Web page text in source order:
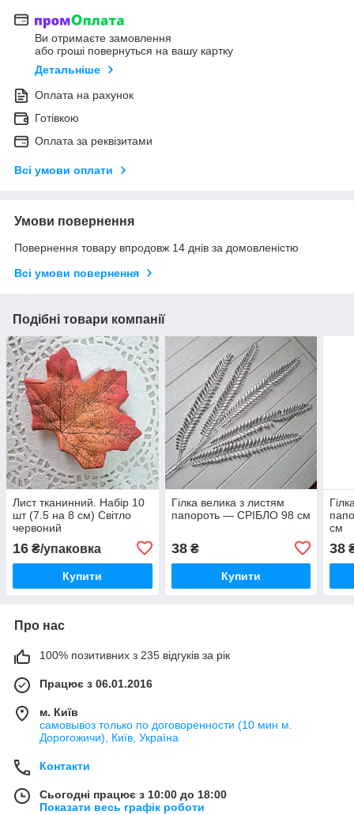
Ви отримаєте замовлення
або гроші повернуться на вашу картку
Детальніше
Оплата на рахунок
Готівкою
Оплата за реквізитами
Всі умови оплати
Умови повернення
Повернення товару впродовж 14 днів за домовленістю
Всі умови повернення
Подібні товари компанії
Лист тканинний. Набір 10
шт (7.5 на 8 см) Світло
червоний
16 ₴/упаковка
Купити
Гілка велика з листям
папороть — СРІБЛО 98 см
38₴
Купити
см
38
Про нас
100% позитивних з 235 відгуків за рік
Працює з 06.01.2016
м. Київ
самовывоз только по договоренности (10 мин м.
Дорогожичи), Київ, Україна
Контакти
Сьогодні працює з 10:00 до 18:00
Показати весь графік роботи